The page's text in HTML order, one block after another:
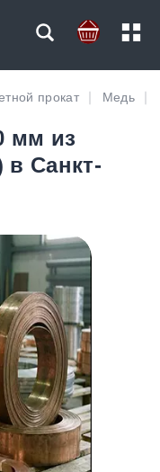
прокат Медь
мм из
в Санкт-